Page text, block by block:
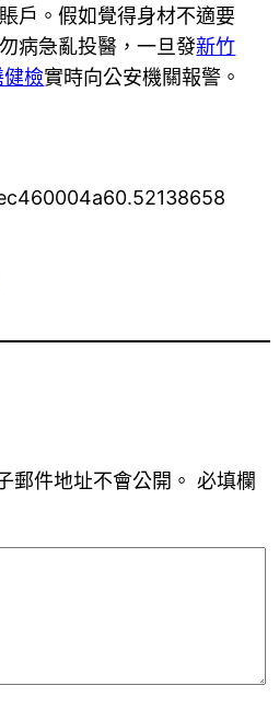
戶。假如覺得身材不適要
病急亂投醫，一旦發新竹
健檢實時向公安機關報警。
郵件地址不會公開。 必填欄